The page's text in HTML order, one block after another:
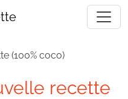
(100% coco)
recette